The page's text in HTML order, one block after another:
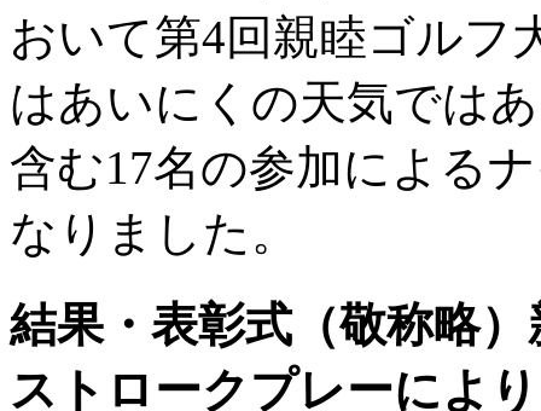
おいて第4回親睦ゴルフ
はあいにくの天気では
含む17名の参加による
なりました。
結果・表彰式（敬称略）
ストロークプレーにより